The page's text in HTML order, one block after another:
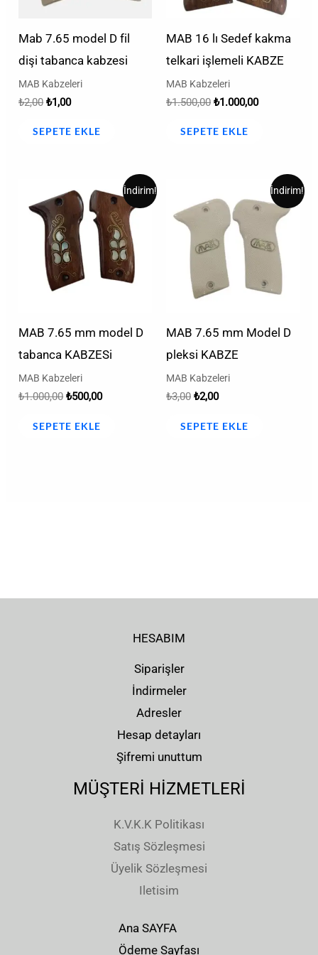
Mab 7.65 model D fil
dişi tabanca kabzesi
MAB Kabzeleri
₺2,00 ₺1,00
SEPETE EKLE
MAB 16 lı Sedef kakma
telkari işlemeli KABZE
MAB Kabzeleri
₺1.500,00 ₺1.000,00
SEPETE EKLE
İndirim!
MAB 7.65 mm model D
tabanca KABZESi
MAB Kabzeleri
₺1.000,00
fiyat:
₺1.000,00.
₺500,00
andaki
fiyat:
₺500,00.
SEPETE EKLE
İndirim!
MAB 7.65 mm Model D
pleksi KABZE
MAB Kabzeleri
₺3,00
fiyat:
₺3,00.
₺2,00
andaki
fiyat:
₺2,00.
SEPETE EKLE
HESABIM
Siparişler
İndirmeler
Adresler
Hesap detayları
Şifremi unuttum
MÜŞTERİ HİZMETLERİ
K.V.K.K Politikası
Satış Sözleşmesi
Üyelik Sözleşmesi
Iletisim
Ana SAYFA
Ödeme Sayfası